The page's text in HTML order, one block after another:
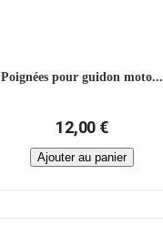
Poignées pour guidon moto...
12,00 €
Ajouter au panier